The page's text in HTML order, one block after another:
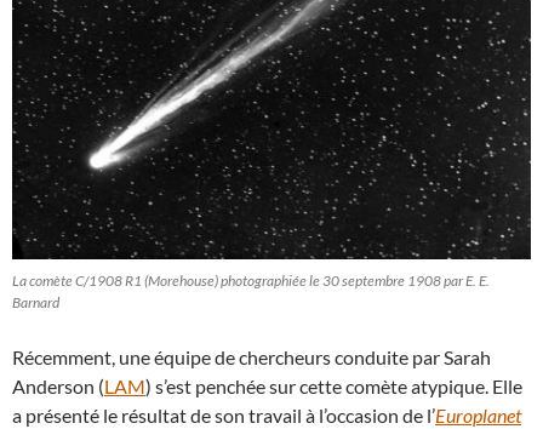
La comète C/1908 R1 (Morehouse) photographiée le 30 septembre 1908 par E. E.
Barnard
Récemment, une équipe de chercheurs conduite par Sarah
Anderson (LAM) s’est penchée sur cette comète atypique. Elle
a présenté le résultat de son travail à l’occasion de l’Europlanet